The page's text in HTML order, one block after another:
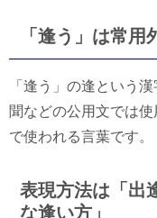
「逢う」は常用
「逢う」の逢という
聞などの公用文では
で使われる言葉です。
表現方法は「出
な逢い方」